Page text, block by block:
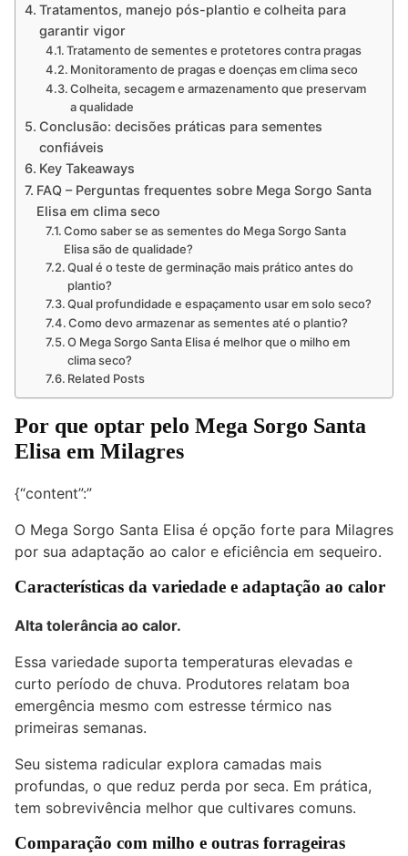
Tratamentos, manejo pós-plantio e colheita para
garantir vigor
Tratamento de sementes e protetores contra pragas
Monitoramento de pragas e doenças em clima seco
Colheita, secagem e armazenamento que preservam
a qualidade
Conclusão: decisões práticas para sementes
confiáveis
Key Takeaways
FAQ – Perguntas frequentes sobre Mega Sorgo Santa
Elisa em clima seco
Como saber se as sementes do Mega Sorgo Santa
Elisa são de qualidade?
Qual é o teste de germinação mais prático antes do
plantio?
Qual profundidade e espaçamento usar em solo seco?
Como devo armazenar as sementes até o plantio?
O Mega Sorgo Santa Elisa é melhor que o milho em
clima seco?
Related Posts
Por que optar pelo Mega Sorgo Santa
Elisa em Milagres
{“content”:”
O Mega Sorgo Santa Elisa é opção forte para Milagres
por sua adaptação ao calor e eficiência em sequeiro.
Características da variedade e adaptação ao calor
Alta tolerância ao calor.
Essa variedade suporta temperaturas elevadas e
curto período de chuva. Produtores relatam boa
emergência mesmo com estresse térmico nas
primeiras semanas.
Seu sistema radicular explora camadas mais
profundas, o que reduz perda por seca. Em prática,
tem sobrevivência melhor que cultivares comuns.
Comparação com milho e outras forrageiras